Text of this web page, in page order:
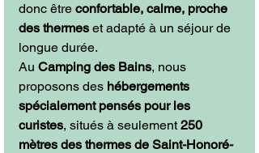
donc être confortable, calme, proche
des thermes et adapté à un séjour de
longue durée.
Au Camping des Bains, nous
proposons des hébergements
spécialement pensés pour les
curistes, situés à seulement 250
mètres des thermes de Saint-Honoré-